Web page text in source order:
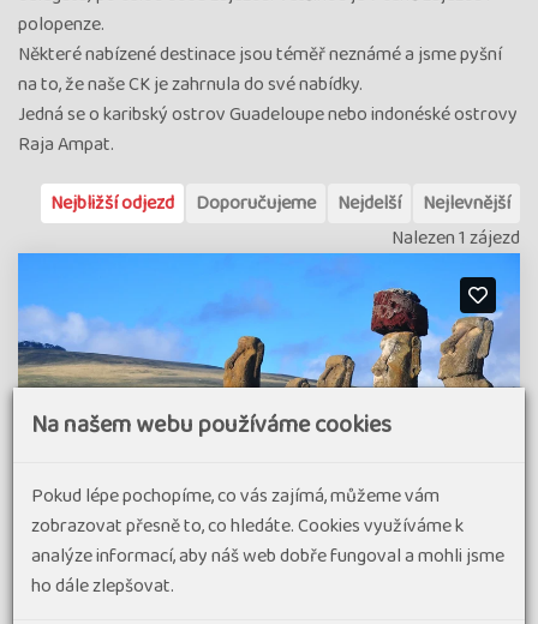
polopenze.
Některé nabízené destinace jsou téměř neznámé a jsme pyšní
na to, že naše CK je zahrnula do své nabídky.
Jedná se o karibský ostrov Guadeloupe nebo indonéské ostrovy
Raja Ampat.
Nejbližší odjezd
Doporučujeme Nejdelší
Nejlevnější
Nalezen 1 zájezd
Na našem webu používáme cookies
Pokud lépe pochopíme, co vás zajímá, můžeme vám
zobrazovat přesně to, co hledáte. Cookies využíváme k
analýze informací, aby náš web dobře fungoval a mohli jsme
ho dále zlepšovat.